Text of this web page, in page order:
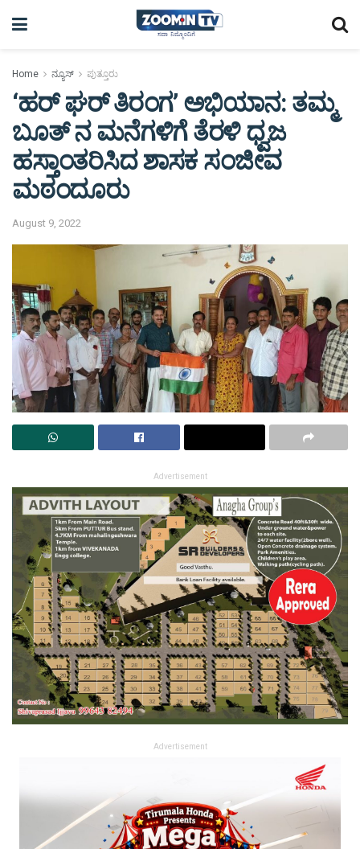
Home ನ್ಯೂಸ್ ಪುತ್ತೂರು
‘ಹರ್ ಘರ್ ತಿರಂಗ’ ಅಭಿಯಾನ: ತಮ್ಮ
ಬೂತ್ ನ ಮನೆಗಳಿಗೆ ತೆರಳಿ ಧ್ವಜ
ಹಸ್ತಾಂತರಿಸಿದ ಶಾಸಕ ಸಂಜೀವ
ಮಠಂದೂರು
August 9, 2022
Advertisement
Advertisement